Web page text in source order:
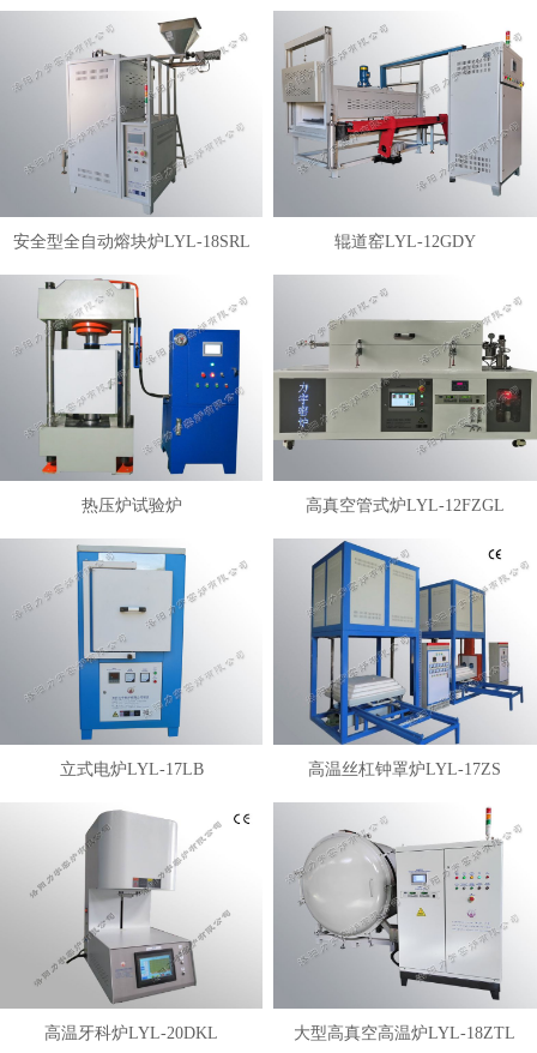
安全型全自动熔块炉LYL-18SRL 辊道窑LYL-12GDY
热压炉试验炉 高真空管式炉LYL-12FZGL
立式电炉LYL-17LB 高温丝杠钟罩炉LYL-17ZS
高温牙科炉LYL-20DKL 大型高真空高温炉LYL-18ZTL